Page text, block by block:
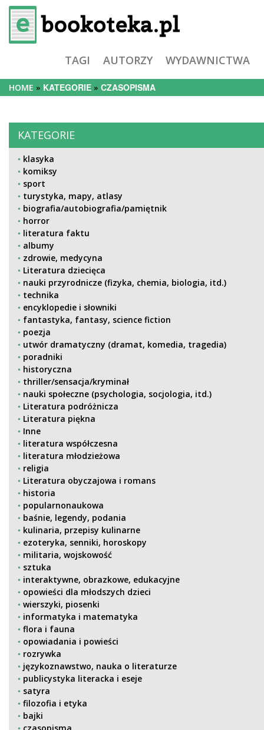
TAGI AUTORZY WYDAWNICTWA
HOME KATEGORIE CZASOPISMA
KATEGORIE
klasyka
komiksy
sport
turystyka, mapy, atlasy
biografia/autobiografia/pamiętnik
horror
literatura faktu
albumy
zdrowie, medycyna
Literatura dziecięca
nauki przyrodnicze (fizyka, chemia, biologia, itd.)
technika
encyklopedie i słowniki
fantastyka, fantasy, science fiction
poezja
utwór dramatyczny (dramat, komedia, tragedia)
poradniki
historyczna
thriller/sensacja/kryminał
nauki społeczne (psychologia, socjologia, itd.)
Literatura podróżnicza
Literatura piękna
Inne
literatura współczesna
literatura młodzieżowa
religia
Literatura obyczajowa i romans
historia
popularnonaukowa
baśnie, legendy, podania
kulinaria, przepisy kulinarne
ezoteryka, senniki, horoskopy
militaria, wojskowość
sztuka
interaktywne, obrazkowe, edukacyjne
opowieści dla młodszych dzieci
wierszyki, piosenki
informatyka i matematyka
flora i fauna
opowiadania i powieści
rozrywka
językoznawstwo, nauka o literaturze
publicystyka literacka i eseje
satyra
filozofia i etyka
bajki